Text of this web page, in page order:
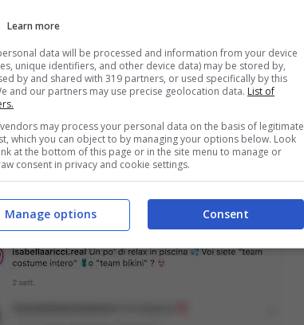
apprezzamentida parte dei
commentaree percomplimentarsicon
loro. E ancora:
Ti distingui sempresenza la
Learn more
data will be processed and information from your device
unique identifiers, and other device data) may be stored by,
by and shared with 319 partners, or used specifically by this
and our partners may use precise geolocation data. List of
may process your personal data on the basis of legitimate
which you can object to by managing your options below. Look
at the bottom of this page or in the site menu to manage or
consent in privacy and cookie settings.
Consent
Manage options